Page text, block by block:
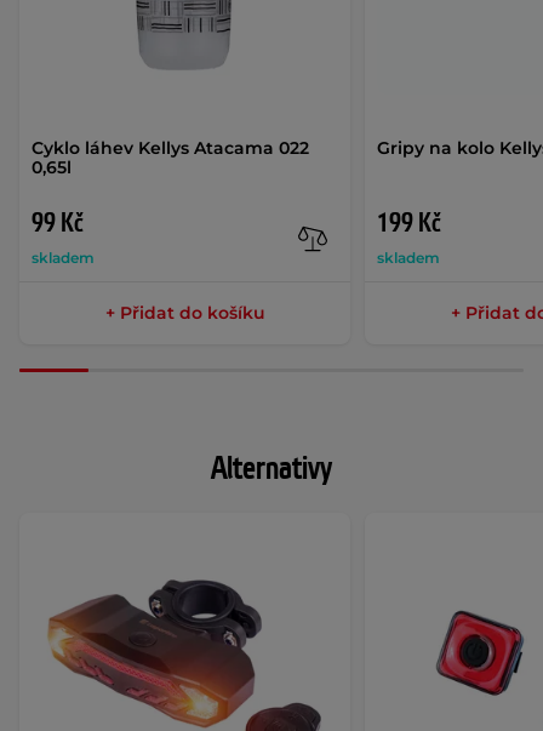
Cyklo láhev Kellys Atacama 022
0,65l
99 Kč
skladem
+ Přidat do košíku
Gripy na kolo
199 Kč
skladem
+ Přidat
Alternativy